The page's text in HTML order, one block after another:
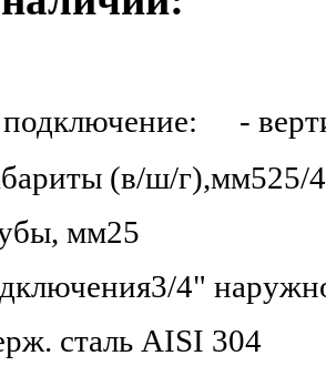
-
(в/ш/г),мм525/
мм25
3/4"
сталь AISI 304